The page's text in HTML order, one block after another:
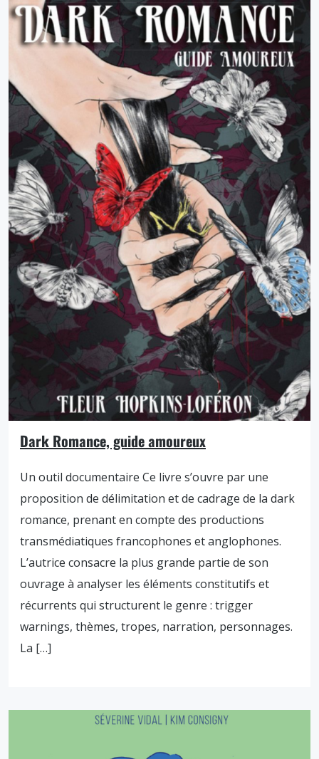
Dark Romance, guide amoureux
Un outil documentaire Ce livre s’ouvre par une
proposition de délimitation et de cadrage de la dark
romance, prenant en compte des productions
transmédiatiques francophones et anglophones.
L’autrice consacre la plus grande partie de son
ouvrage à analyser les éléments constitutifs et
récurrents qui structurent le genre : trigger
warnings, thèmes, tropes, narration, personnages.
La […]